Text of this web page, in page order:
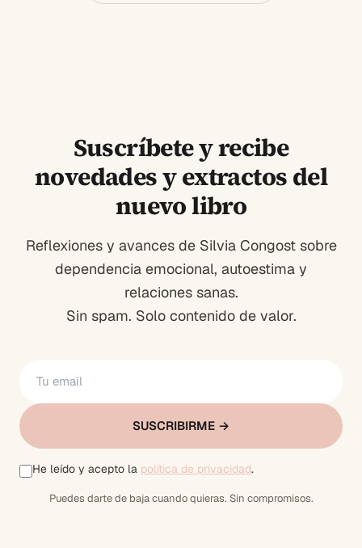
Suscríbete y recibe
novedades y extractos del
nuevo libro
Reflexiones y avances de Silvia Congost sobre
dependencia emocional, autoestima y
relaciones sanas.
Sin spam. Solo contenido de valor.
SUSCRIBIRME →
He leído y acepto la política de privacidad.
Puedes darte de baja cuando quieras. Sin compromisos.